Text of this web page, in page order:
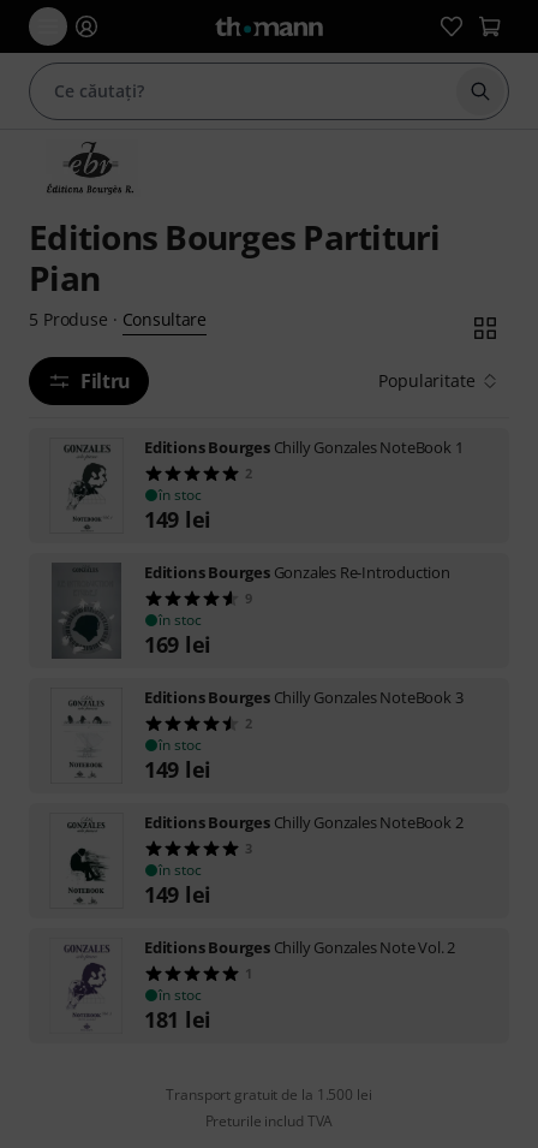
Editions Bourges Partituri
Pian
5 Produse · Consultare
Filtru Popularitate
Editions Bourges Chilly Gonzales NoteBook 1
2
în stoc
149 lei
Editions Bourges Gonzales Re-Introduction
9
în stoc
169 lei
Editions Bourges Chilly Gonzales NoteBook 3
2
în stoc
149 lei
Editions Bourges Chilly Gonzales NoteBook 2
3
în stoc
149 lei
Editions Bourges Chilly Gonzales Note Vol. 2
1
în stoc
181 lei
Transport gratuit de la 1.500 lei
Preturile includ TVA